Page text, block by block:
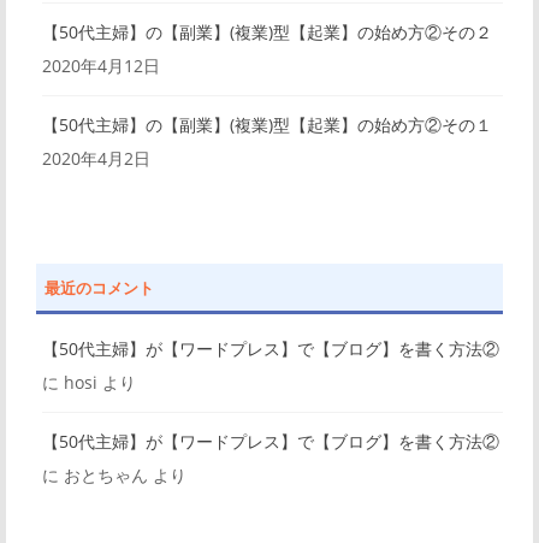
【50代主婦】の【副業】(複業)型【起業】の始め方②その２
2020年4月12日
【50代主婦】の【副業】(複業)型【起業】の始め方②その１
2020年4月2日
最近のコメント
【50代主婦】が【ワードプレス】で【ブログ】を書く方法②
に hosi より
【50代主婦】が【ワードプレス】で【ブログ】を書く方法②
に おとちゃん より